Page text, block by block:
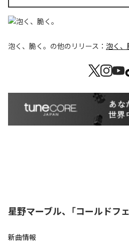
泡く、脆く。 の他のリリース： 泡く、
星野マーブル、「コールドフ
新曲情報